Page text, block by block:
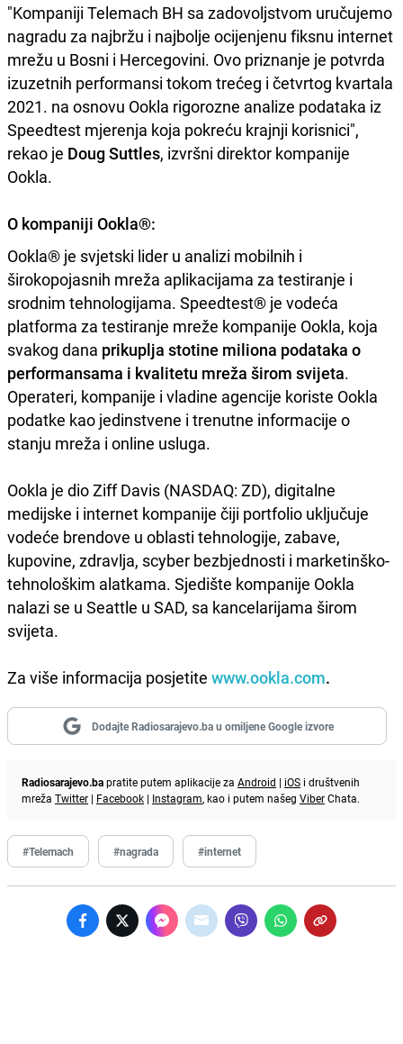
"Kompaniji Telemach BH sa zadovoljstvom uručujemo
nagradu za najbržu i najbolje ocijenjenu fiksnu internet
mrežu u Bosni i Hercegovini. Ovo priznanje je potvrda
izuzetnih performansi tokom trećeg i četvrtog kvartala
2021. na osnovu Ookla rigorozne analize podataka iz
Speedtest mjerenja koja pokreću krajnji korisnici",
rekao je Doug Suttles, izvršni direktor kompanije
Ookla.
O kompaniji Ookla®:
Ookla® je svjetski lider u analizi mobilnih i
širokopojasnih mreža aplikacijama za testiranje i
srodnim tehnologijama. Speedtest® je vodeća
platforma za testiranje mreže kompanije Ookla, koja
svakog dana prikuplja stotine miliona podataka o
performansama i kvalitetu mreža širom svijeta.
Operateri, kompanije i vladine agencije koriste Ookla
podatke kao jedinstvene i trenutne informacije o
stanju mreža i online usluga.
Ookla je dio Ziff Davis (NASDAQ: ZD), digitalne
medijske i internet kompanije čiji portfolio uključuje
vodeće brendove u oblasti tehnologije, zabave,
kupovine, zdravlja, scyber bezbjednosti i marketinško-
tehnološkim alatkama. Sjedište kompanije Ookla
nalazi se u Seattle u SAD, sa kancelarijama širom
svijeta.
Za više informacija posjetite www.ookla.com.
Dodajte Radiosarajevo.ba u omiljene Google izvore
Radiosarajevo.bapratite putem aplikacije za Android | iOS i društvenih
mreža Twitter | Facebook | Instagram, kao i putem našeg ViberChata.
#Telemach #nagrada #internet